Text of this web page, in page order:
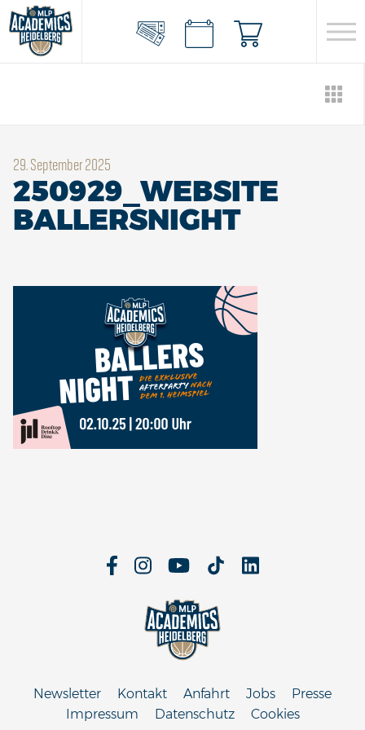
29. September 2025
250929_WEBSITE
BALLERSNIGHT
Newsletter Kontakt Anfahrt Jobs
Presse
Impressum
Datenschutz Cookies